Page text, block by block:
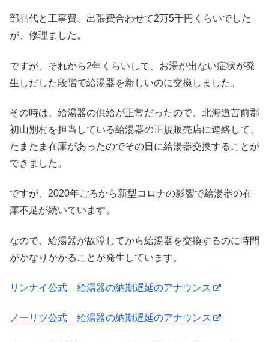
部品代と工事費、出張費合わせて2万5千円くらいでした
が、修理ました。
ですが、それから2年くらいして、お湯が出ない症状が発
生しだした段階で給湯器を新しいのに交換しました。
その時は、給湯器の供給が正常だったので、北海道苫前郡
初山別村を担当している給湯器の正規販売店に連絡して、
たまたま在庫があったのでその日に給湯器交換することが
できました。
ですが、2020年ごろから新型コロナの影響で給湯器の在
庫不足が続いています。
なので、給湯器が故障してから給湯器を交換するのに時間
がかなりかかることが発生しています。
リンナイ公式 給湯器の納期遅延のアナウンス
ノーリツ公式 給湯器の納期遅延のアナウンス